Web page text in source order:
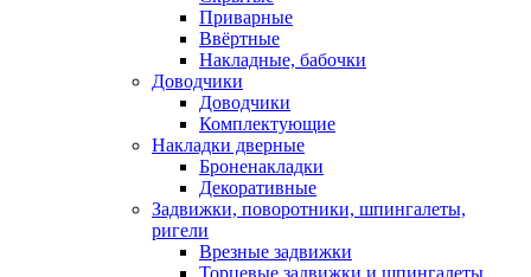
Приварные
Ввёртные
Накладные, бабочки
Доводчики
Доводчики
Комплектующие
Накладки дверные
Броненакладки
Декоративные
Задвижки, поворотники, шпингалеты,
ригели
Врезные задвижки
Торцевые задвижки и шпингалеты